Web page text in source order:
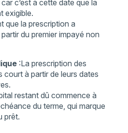
c’est à cette date que la
exigible.
que la prescription a
du premier impayé non
:La prescription des
court à partir de leurs dates
restant dû commence à
du terme, qui marque
prêt.